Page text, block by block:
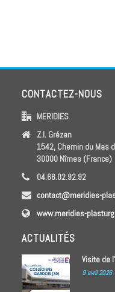
CONTACTEZ-NOUS
MERIDIES
Z.I. Grézan
1542, Chemin du Mas
30000 Nîmes (France)
04.66.02.92.92
contact@meridies-
www.meridies-
ACTUALITÉS
Visite de
9 avril 2026